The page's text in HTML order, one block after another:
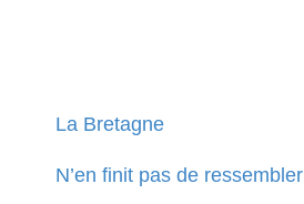
La Bretagne
N’en finit pas de ressembler